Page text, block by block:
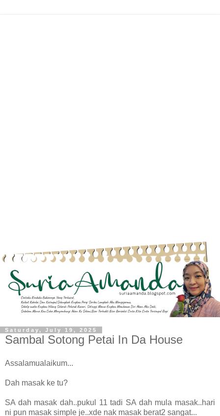
Saturday, July 19, 2025
Sambal Sotong Petai In Da House
Assalamualaikum...
Dah masak ke tu?
SA dah masak dah..pukul 11 tadi SA dah mula masak..hari
ni pun masak simple je..xde nak masak berat2 sangat...